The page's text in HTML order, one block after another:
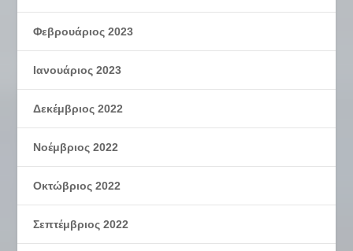
Φεβρουάριος 2023
Ιανουάριος 2023
Δεκέμβριος 2022
Νοέμβριος 2022
Οκτώβριος 2022
Σεπτέμβριος 2022